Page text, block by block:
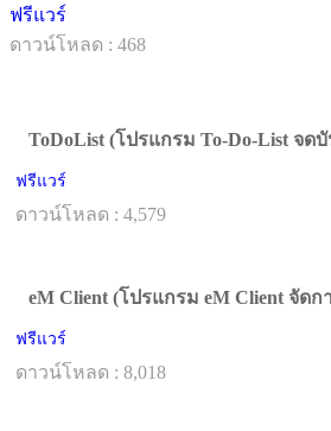
ฟรีแวร์
ดาวน์โหลด : 468
ToDoList (โปรแกรม To-Do-List จด
ฟรีแวร์
ดาวน์โหลด : 4,579
eM Client (โปรแกรม eM Client จัดก
ฟรีแวร์
ดาวน์โหลด : 8,018